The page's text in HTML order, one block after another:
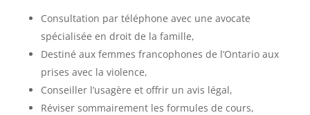
Consultation par téléphone avec une avocate
spécialisée en droit de la famille,
Destiné aux femmes francophones de l’Ontario aux
prises avec la violence,
Conseiller l’usagère et offrir un avis légal,
Réviser sommairement les formules de cours,